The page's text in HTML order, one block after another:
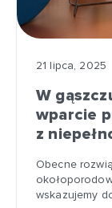
21 lipca, 2025
W
wparcie
z
Obecne
wskazujemy